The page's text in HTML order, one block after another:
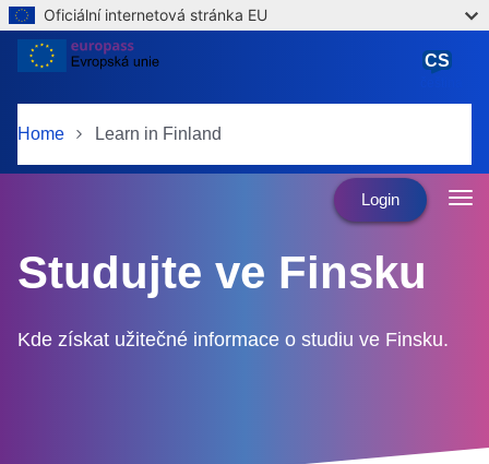
Skip to main content
Oficiální internetová stránka EU
Home Learn in Finland
CS
Login
Studujte ve Finsku
Kde získat užitečné informace o studiu ve Finsku.